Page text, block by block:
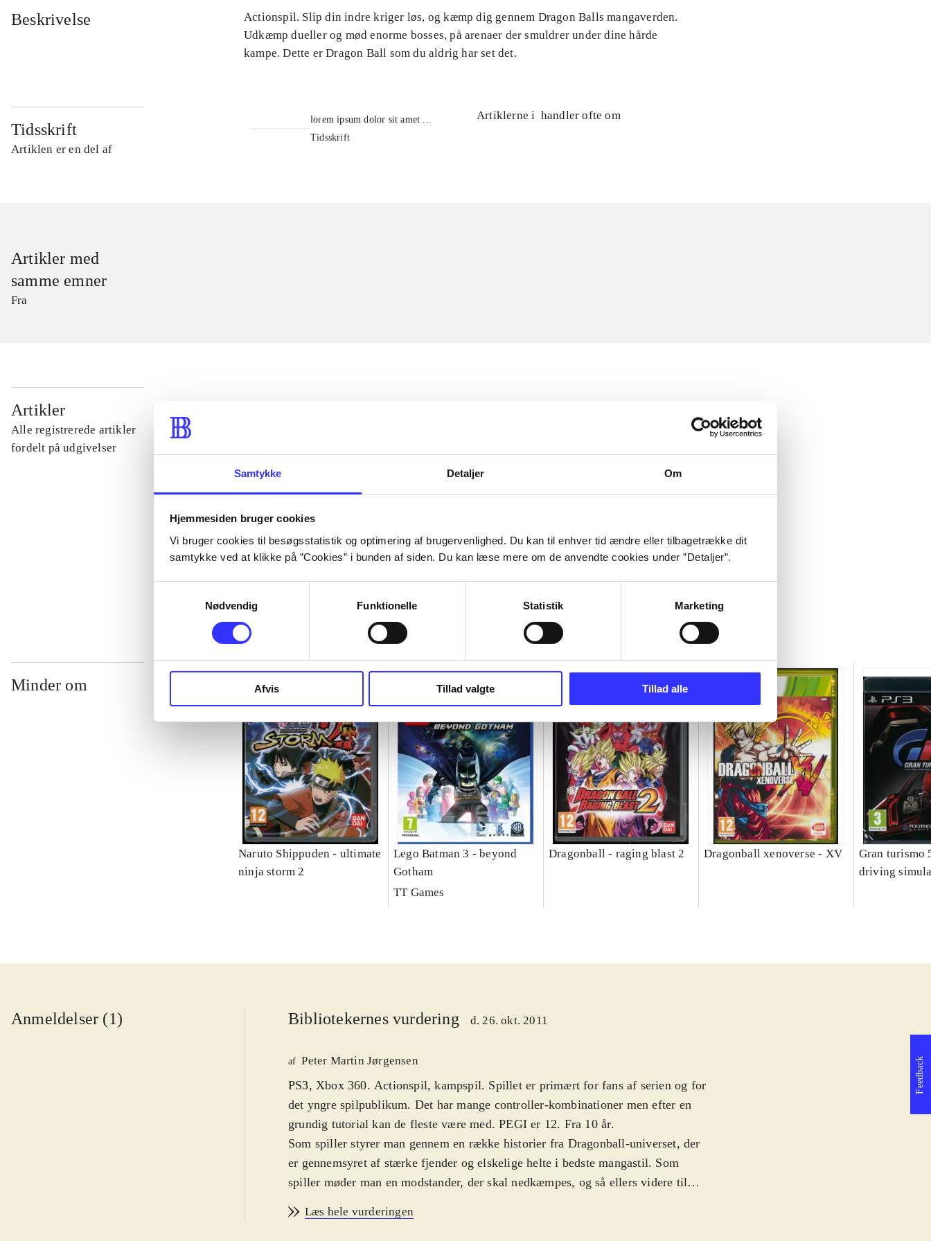
Samtykke Detaljer Om
Hjemmesiden bruger cookies
Vi bruger cookies til besøgsstatistik og optimering af brugervenlighed. Du kan til enhver tid ændre eller tilbagetrække dit
samtykke ved at klikke på ”Cookies” i bunden af siden. Du kan læse mere om de anvendte cookies under ”Detaljer”.
Nødvendig
Funktionelle Statistik Marketing
Afvis Tillad valgte Tillad alle
Beskrivelse
Actionspil. Slip din indre kriger løs, og kæmp dig gennem Dragon Balls mangaverden.
Udkæmp dueller og mød enorme bosses, på arenaer der smuldrer under dine hårde
kampe. Dette er Dragon Ball som du aldrig har set det.
Tidsskrift
Artiklen er en del af
lorem ipsum dolor sit amet ...
Tidsskrift
Artiklerne i handler ofte om
Artikler med
samme emner
Fra
Artikler
Alle registrerede artikler
fordelt på udgivelser
...
...
Minder om
Naruto Shippuden - ultimate
ninja storm 2
Lego Batman 3 - beyond
Gotham
TT Games
Dragonball - raging blast 2 Dragonball xenoverse - XV
Gran turismo
driving
Anmeldelser (1) Bibliotekernes vurdering d. 26. okt. 2011
af Peter Martin Jørgensen
PS3, Xbox 360. Actionspil, kampspil. Spillet er primært for fans af serien og for
det yngre spilpublikum. Det har mange controller-kombinationer men efter en
grundig tutorial kan de fleste være med. PEGI er 12. Fra 10 år.
Som spiller styrer man gennem en række historier fra Dragonball-universet, der
er gennemsyret af stærke fjender og elskelige helte i bedste mangastil. Som
spiller møder man en modstander, der skal nedkæmpes, og så ellers videre til
spillet, da det er kampene der i fokus. Kampsystemet er hurtigt, præcist og
Læs hele vurderingen
Feedback